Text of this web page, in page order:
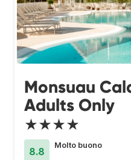
Monsuau
Adults Only
★★★★
8.8
Molto buono